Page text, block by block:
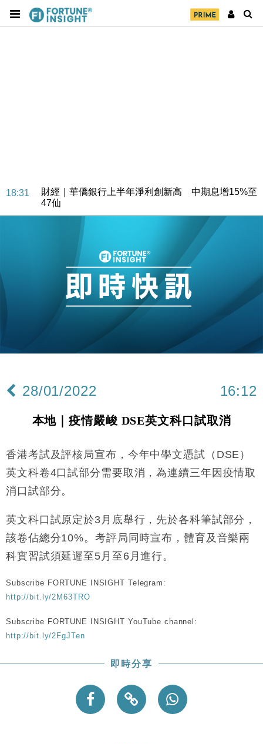
18:31
財經｜華僑銀行上半年淨利創新高 中期息增15%至
47仙
財經｜滙豐上調香港今年GDP預測至4.5% 看好貿易
及消費表現
本地｜假冒內地執法人員要求交「保證金」 43歲女子
損失近6900萬元
財經｜日經失守6.5萬點後回穩 全周仍升近2%
15:47
財經｜恒隆10月換帥 玩具「反」斗城亞洲CEO蔡德
財經｜韓股反覆波動收跌 連挫7周創逾3年最長跌勢
12:44
財經｜日本春季三度入市撐日圓 4月單日斥6.28萬億
國際｜特朗普料美伊戰事快結束 承認部分彈藥庫存緊
15:59
財經｜SA售股自救後再出手 斥4億美元押注未上市公
司
18:31
財經｜華僑銀行上半年淨利創新高 中期息增15%至
47仙
17:33
財經｜滙豐上調香港今年GDP預測至4.5% 看好貿易
及消費表現
16:47
本地｜假冒內地執法人員要求交「保證金」 43歲女子
損失近6900萬元
15:47
財經｜恒隆10月換帥 玩具「反」斗城亞洲CEO蔡德
15:11
財經｜韓股反覆波動收跌 連挫7周創逾3年最長跌勢
13:44
財經｜內地7月美元計價出口增近24%勝預期 貿易順
財經｜日本春季三度入市撐日圓 4月單日斥6.28萬億
日圓干預創新高
28/01/2022 16:12
本地｜疫情嚴峻 DSE英文科口試取消
香港考試及評核局宣布，今年中學文憑試（DSE）
英文科卷4口試部分需要取消，為連續三年因疫情取
消口試部分。
英文科口試原定於3月底舉行，先於各科筆試部分，
該卷佔總分10%。考評局同時宣布，體育及音樂兩
科實習試須延遲至5月至6月進行。
Subscribe FORTUNE INSIGHT Telegram:
http://bit.ly/2M63TRO
Subscribe FORTUNE INSIGHT YouTube channel:
http://bit.ly/2FgJTen
即時分享